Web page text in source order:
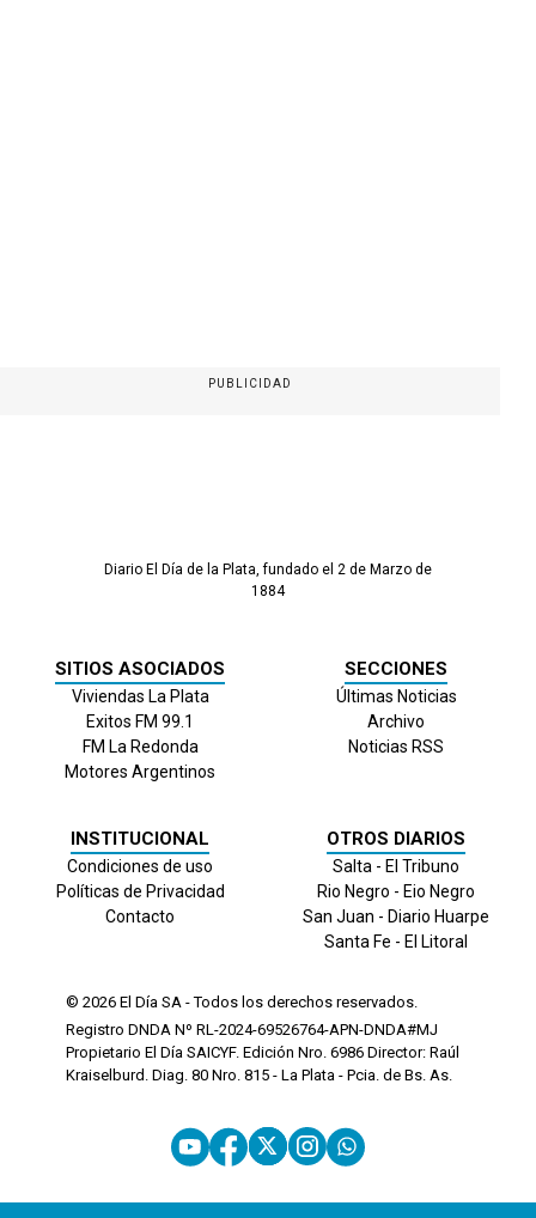
PUBLICIDAD
Diario El Día de la Plata, fundado el 2 de Marzo de
1884
SITIOS ASOCIADOS
Viviendas La Plata
Exitos FM 99.1
FM La Redonda
Motores Argentinos
SECCIONES
Últimas Noticias
Archivo
Noticias RSS
INSTITUCIONAL
Condiciones de uso
Políticas de Privacidad
Contacto
OTROS DIARIOS
Salta - El Tribuno
Rio Negro - Eio Negro
San Juan - Diario Huarpe
Santa Fe - El Litoral
© 2026 El Día SA - Todos los derechos reservados.
Registro DNDA Nº RL-2024-69526764-APN-DNDA#MJ
Propietario El Día SAICYF. Edición Nro. 6986 Director: Raúl
Kraiselburd. Diag. 80 Nro. 815 - La Plata - Pcia. de Bs. As.